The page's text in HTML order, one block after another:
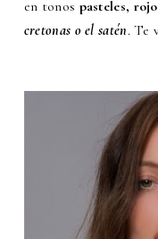
en tonos pasteles,
cretonas o el satén. Te